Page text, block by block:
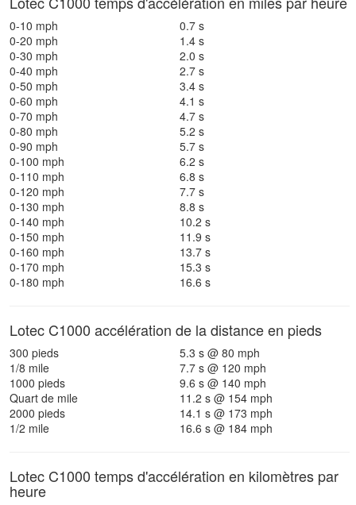
0-10 mph
0.7 s
0-20 mph
1.4 s
0-30 mph
2.0 s
0-40 mph
2.7 s
0-50 mph
3.4 s
0-60 mph
4.1 s
0-70 mph
4.7 s
0-80 mph
5.2 s
0-90 mph
5.7 s
0-100 mph
6.2 s
0-110 mph
6.8 s
0-120 mph
7.7 s
0-130 mph
8.8 s
0-140 mph
10.2 s
0-150 mph
11.9 s
0-160 mph
13.7 s
0-170 mph
15.3 s
0-180 mph
16.6 s
Lotec C1000 accélération de la distance en pieds
300 pieds
5.3 s @ 80 mph
1/8 mile
7.7 s @ 120 mph
1000 pieds
9.6 s @ 140 mph
Quart de mile
11.2 s @ 154 mph
2000 pieds
14.1 s @ 173 mph
1/2 mile
16.6 s @ 184 mph
Lotec C1000 temps d'accélération en kilomètres par
heure